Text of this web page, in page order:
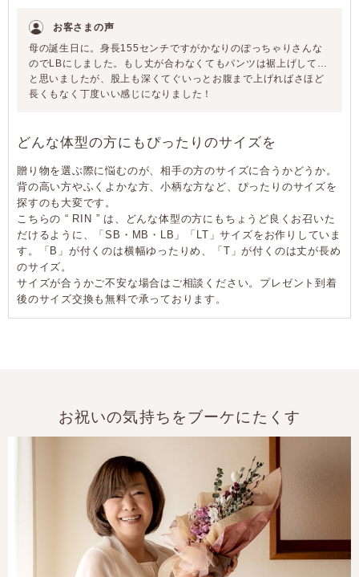
お客さまの声
母の誕生日に。身長155センチですがかなりのぽっちゃりさんな
のでLBにしました。もし丈が合わなくてもパンツは裾上げして…
と思いましたが、股上も深くてぐいっとお腹まで上げればさほど
長くもなく丁度いい感じになりました！
どんな体型の方にもぴったりのサイズを
贈り物を選ぶ際に悩むのが、相手の方のサイズに合うかどうか。
背の高い方やふくよかな方、小柄な方など、ぴったりのサイズを
探すのも大変です。
こちらの “ RIN ” は、どんな体型の方にもちょうど良くお召いた
だけるように、「SB・MB・LB」「LT」サイズをお作りしていま
す。「B」が付くのは横幅ゆったりめ、「T」が付くのは丈が長め
のサイズ。
サイズが合うかご不安な場合はご相談ください。プレゼント到着
後のサイズ交換も無料で承っております。
お祝いの気持ちをブーケにたくす